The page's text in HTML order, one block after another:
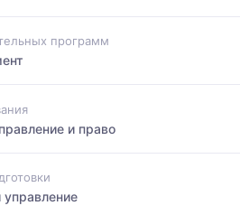
программ
и право
управление